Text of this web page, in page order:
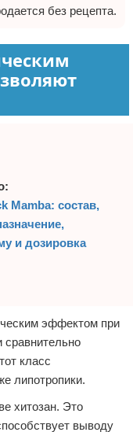
без рецепта.
Mamba: состав,
и дозировка
эффектом при
класс
липотропики.
хитозан. Это
выводу